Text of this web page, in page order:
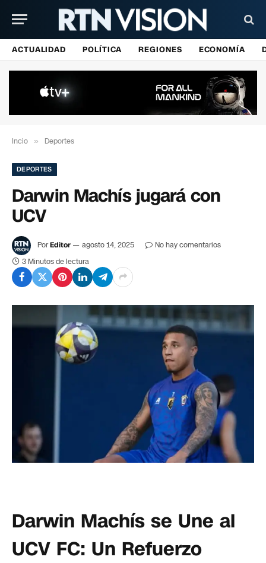
ACTUALIDAD POLÍTICA REGIONES ECONOMÍA
Incio » Deportes
DEPORTES
Darwin Machís jugará con
UCV
PorEditor agosto 14, 2025
No hay comentarios
3 Minutos de lectura
Darwin Machís se Une al
UCV FC: Un Refuerzo